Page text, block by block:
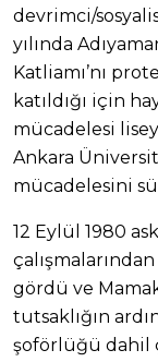
devrimci/
yılında
Katliamı’nı
katıldığı için
mücadelesi
Ankara
mücadelesini
12 Eylül 1980
gördü ve
tutsaklığın
şoförlüğü dahil